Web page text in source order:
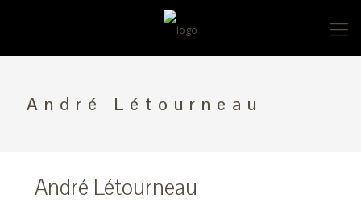
André Létourneau
André Létourneau